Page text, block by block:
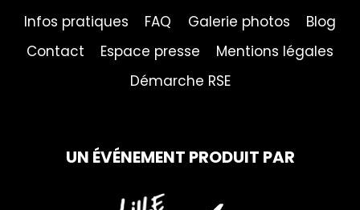
Infos pratiques FAQ Galerie photos
Blog
Contact
Espace presse
Mentions légales
Démarche RSE
UN ÉVÉNEMENT PRODUIT PAR